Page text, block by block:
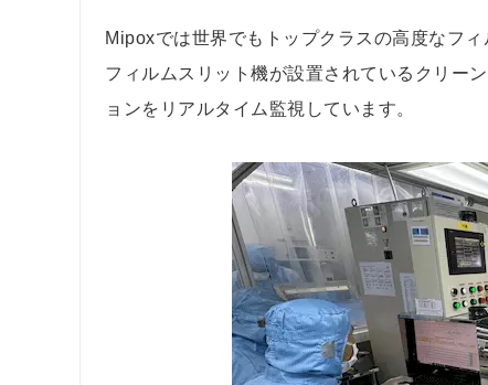
Mipoxでは世界でもトップクラスの高度なフ
フィルムスリット機が設置されているクリー
ョンをリアルタイム監視しています。